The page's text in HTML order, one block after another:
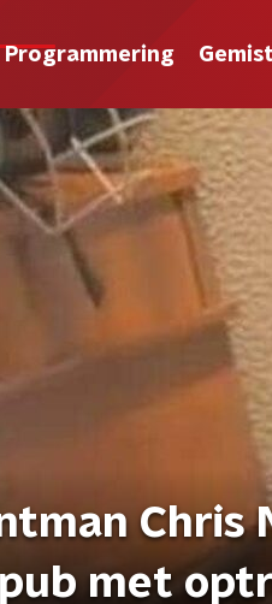
Programmering
Chris
met